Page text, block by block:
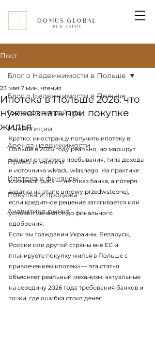
DOMUS GLOBAL
REAL ESTATE
Пост
Блог о Недвижимости в Польше
География и районы
Инвестиции
Аренда недвижимости
Право и налоги
Ипотека и финансы
Покупка и продажа
Аналитика рынка
Блог о Недвижимости в Польше
Ипотека в Польше 2026: что
нужно знать при покупке
жилья
23 мая 7 мин. чтения
Кратко: иностранцу получить ипотеку в
Польше в 2026 году реально, но маршрут
зависит от статуса пребывания, типа дохода
и источника wkładu własnego. На практике
ключевой риск — не отказ банка, а потеря
задатка на этапе umowy przedwstępnej,
если кредитное решение затягивается или
условия меняются до финального
одобрения.
Если вы гражданин Украины, Беларуси,
России или другой страны вне ЕС и
планируете покупку жилья в Польше с
привлечением ипотеки — эта статья
объясняет реальный механизм, актуальные
на середину 2026 года требования банков и
точки, где ошибка стоит денег.